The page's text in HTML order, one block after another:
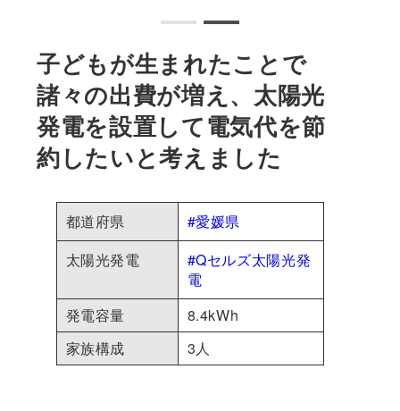
子どもが生まれたことで
諸々の出費が増え、太陽光
発電を設置して電気代を節
約したいと考えました
都道府県
#愛媛県
太陽光発電
#Qセルズ太陽光発
電
発電容量
8.4kWh
家族構成
3人